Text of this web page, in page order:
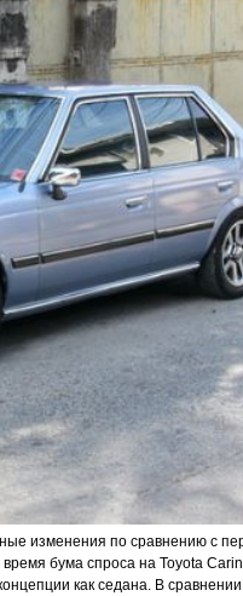
изменения по сравнению с
бума спроса на Toyota
как седана. В